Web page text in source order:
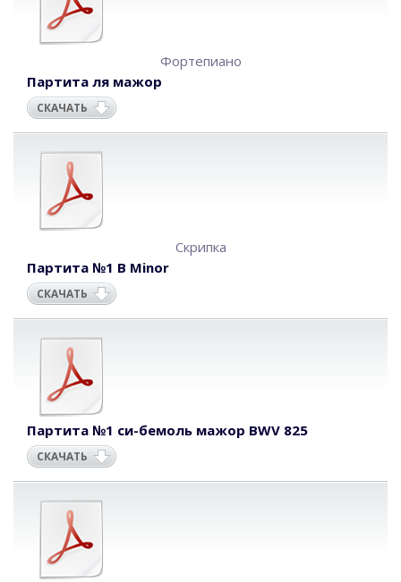
Фортепиано
Партита ля мажор
СКАЧАТЬ
Скрипка
Партита №1 B Minor
СКАЧАТЬ
Партита №1 си-бемоль мажор BWV 825
СКАЧАТЬ